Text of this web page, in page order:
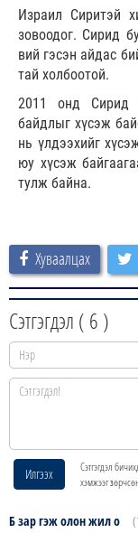
Израил Сиритэй
зовоодог. Сирид
вий гэсэн айдас
тай холбоотой.
2011 онд Сирид
байдлыг хүсэж
нь үлдээхийг
юу хүсэж
тулж байна.
Хуваалцах
Сэтгэгдэл ( 6 )
Илгээх
Сэтгэгдэл
хэмжээг
Б зар гэж олон жил о